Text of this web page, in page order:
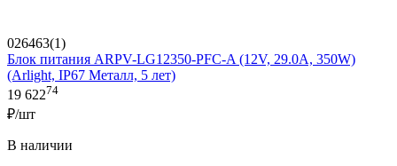
026463(1)
Блок питания ARPV-LG12350-PFC-A (12V, 29.0A, 350W)
(Arlight, IP67 Металл, 5 лет)
19 62274
₽/шт
В наличии